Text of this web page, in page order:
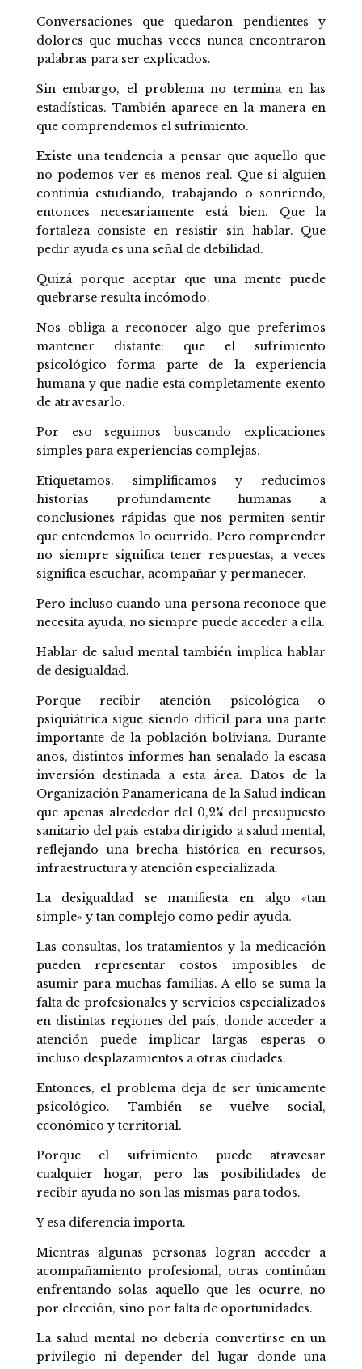
Conversaciones que quedaron pendientes y
dolores que muchas veces nunca encontraron
palabras para ser explicados.
Sin embargo, el problema no termina en las
estadísticas. También aparece en la manera en
que comprendemos el sufrimiento.
Existe una tendencia a pensar que aquello que
no podemos ver es menos real. Que si alguien
continúa estudiando, trabajando o sonriendo,
entonces necesariamente está bien. Que la
fortaleza consiste en resistir sin hablar. Que
pedir ayuda es una señal de debilidad.
Quizá porque aceptar que una mente puede
quebrarse resulta incómodo.
Nos obliga a reconocer algo que preferimos
mantener distante: que el sufrimiento
psicológico forma parte de la experiencia
humana y que nadie está completamente exento
de atravesarlo.
Por eso seguimos buscando explicaciones
simples para experiencias complejas.
Etiquetamos, simplificamos y reducimos
historias profundamente humanas a
conclusiones rápidas que nos permiten sentir
que entendemos lo ocurrido. Pero comprender
no siempre significa tener respuestas, a veces
significa escuchar, acompañar y permanecer.
Pero incluso cuando una persona reconoce que
necesita ayuda, no siempre puede acceder a ella.
Hablar de salud mental también implica hablar
de desigualdad.
Porque recibir atención psicológica o
psiquiátrica sigue siendo difícil para una parte
importante de la población boliviana. Durante
años, distintos informes han señalado la escasa
inversión destinada a esta área. Datos de la
Organización Panamericana de la Salud indican
que apenas alrededor del 0,2% del presupuesto
sanitario del país estaba dirigido a salud mental,
reflejando una brecha histórica en recursos,
infraestructura y atención especializada.
La desigualdad se manifiesta en algo «tan
simple» y tan complejo como pedir ayuda.
Las consultas, los tratamientos y la medicación
pueden representar costos imposibles de
asumir para muchas familias. A ello se suma la
falta de profesionales y servicios especializados
en distintas regiones del país, donde acceder a
atención puede implicar largas esperas o
incluso desplazamientos a otras ciudades.
Entonces, el problema deja de ser únicamente
psicológico. También se vuelve social,
económico y territorial.
Porque el sufrimiento puede atravesar
cualquier hogar, pero las posibilidades de
recibir ayuda no son las mismas para todos.
Y esa diferencia importa.
Mientras algunas personas logran acceder a
acompañamiento profesional, otras continúan
enfrentando solas aquello que les ocurre, no
por elección, sino por falta de oportunidades.
La salud mental no debería convertirse en un
privilegio ni depender del lugar donde una